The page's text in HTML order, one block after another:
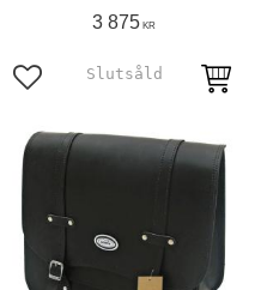
3 875 KR
Lägg till i favoriter